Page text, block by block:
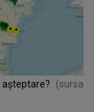
(sursa